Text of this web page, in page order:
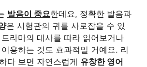
발음이 중요한데요, 정확한 발음과
은 시험관의 귀를 사로잡을 수 있
라마의 대사를 따라 읽어보거나
용하는 것도 효과적일 거예요. 리
다 보면 자연스럽게 유창한 영어